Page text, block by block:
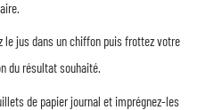
le jus dans un chiffon puis frottez votre
du résultat souhaité.
de papier journal et imprégnez-les